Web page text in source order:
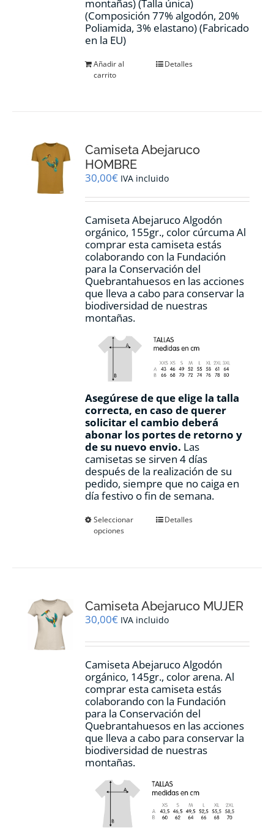
montañas) (Talla única)
(Composición 77% algodón, 20%
Poliamida, 3% elastano) (Fabricado
en la EU)
Añadir al
carrito
Detalles
Camiseta Abejaruco
HOMBRE
30,00€ IVA incluido
Camiseta Abejaruco Algodón
orgánico, 155gr., color cúrcuma Al
comprar esta camiseta estás
colaborando con la Fundación
para la Conservación del
Quebrantahuesos en las acciones
que lleva a cabo para conservar la
biodiversidad de nuestras
montañas.
Asegúrese de que elige la talla
correcta, en caso de querer
solicitar el cambio deberá
abonar los portes de retorno y
de su nuevo envio. Las
camisetas se sirven 4 días
después de la realización de su
pedido, siempre que no caiga en
día festivo o fin de semana.
Seleccionar
opciones
Este
se
pueden
en
página
de
producto
Detalles
Camiseta Abejaruco MUJER
30,00€ IVA incluido
Camiseta Abejaruco Algodón
orgánico, 145gr., color arena. Al
comprar esta camiseta estás
colaborando con la Fundación
para la Conservación del
Quebrantahuesos en las acciones
que lleva a cabo para conservar la
biodiversidad de nuestras
montañas.